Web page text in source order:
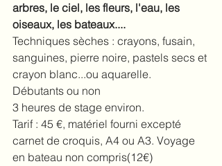
arbres, le ciel, les fleurs, l'eau, les
oiseaux, les bateaux....
Techniques sèches : crayons, fusain,
sanguines, pierre noire, pastels secs et
crayon blanc...ou aquarelle.
Débutants ou non
3 heures de stage environ.
Tarif : 45 €, matériel fourni excepté
carnet de croquis, A4 ou A3. Voyage
en bateau non compris(12€)